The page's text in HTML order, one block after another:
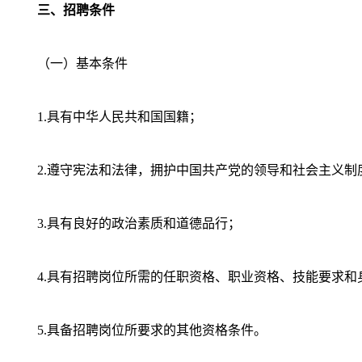
三、招聘条件
（一）基本条件
1.具有中华人民共和国国籍；
2.遵守宪法和法律，拥护中国共产党的领导和社会主义制
3.具有良好的政治素质和道德品行；
4.具有招聘岗位所需的任职资格、职业资格、技能要求和
5.具备招聘岗位所要求的其他资格条件。